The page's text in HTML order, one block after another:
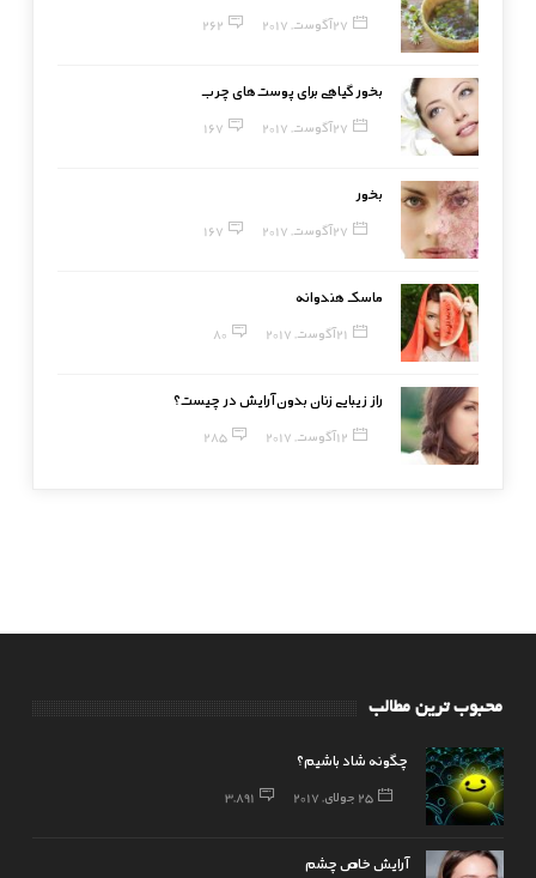
27 آگوست, 2017 262
بخور گیاهی برای پوست‌های چرب
27 آگوست, 2017 167
بخور
27 آگوست, 2017 167
ماسک هندوانه
21 آگوست, 2017 80
راز زیبایی زنان بدون آرایش در چیست؟
12 آگوست, 2017 285
محبوب ترین مطالب
چگونه شاد باشیم؟
25 جولای, 2017 3,891
آرایش خاص چشم